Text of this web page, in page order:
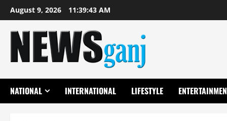
Skip
to
content
August 9, 2026 11:39:43 AM
NATIONAL INTERNATIONAL LIFESTYLE